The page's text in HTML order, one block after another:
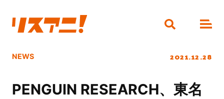
NEWS 2021.12.28
PENGUIN RESEARCH、東名